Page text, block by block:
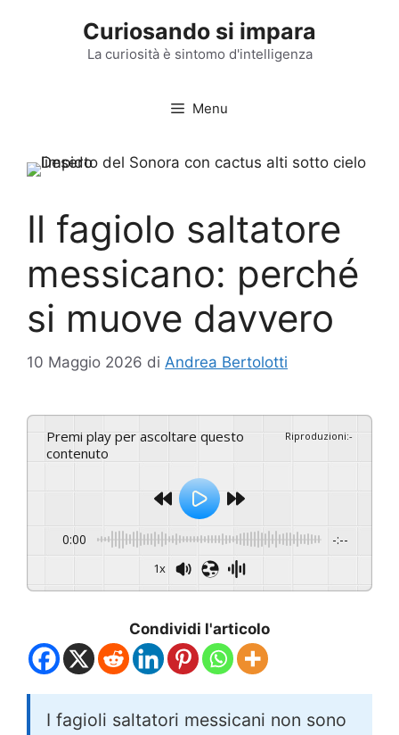
Curiosando si impara
La curiosità è sintomo d'intelligenza
Menu
Il fagiolo saltatore
messicano: perché
si muove davvero
10 Maggio 2026 di Andrea Bertolotti
Premi play per ascoltare questo
contenuto
Riproduzioni:-
0:00 -:--
1x
Condividi l'articolo
I fagioli saltatori messicani non sono